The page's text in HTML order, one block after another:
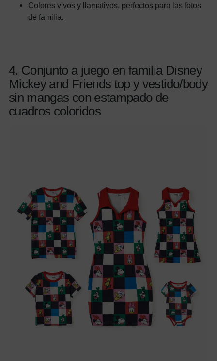
Colores vivos y llamativos, perfectos para las fotos
de familia.
4. Conjunto a juego en familia Disney
Mickey and Friends top y vestido/body
sin mangas con estampado de
cuadros coloridos